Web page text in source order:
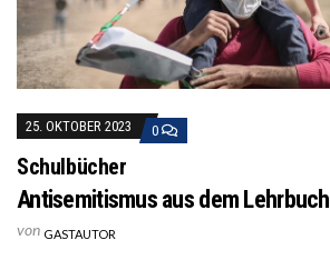
25. OKTOBER 2023 0
Schulbücher
Antisemitismus aus dem Lehrbuch
von GASTAUTOR